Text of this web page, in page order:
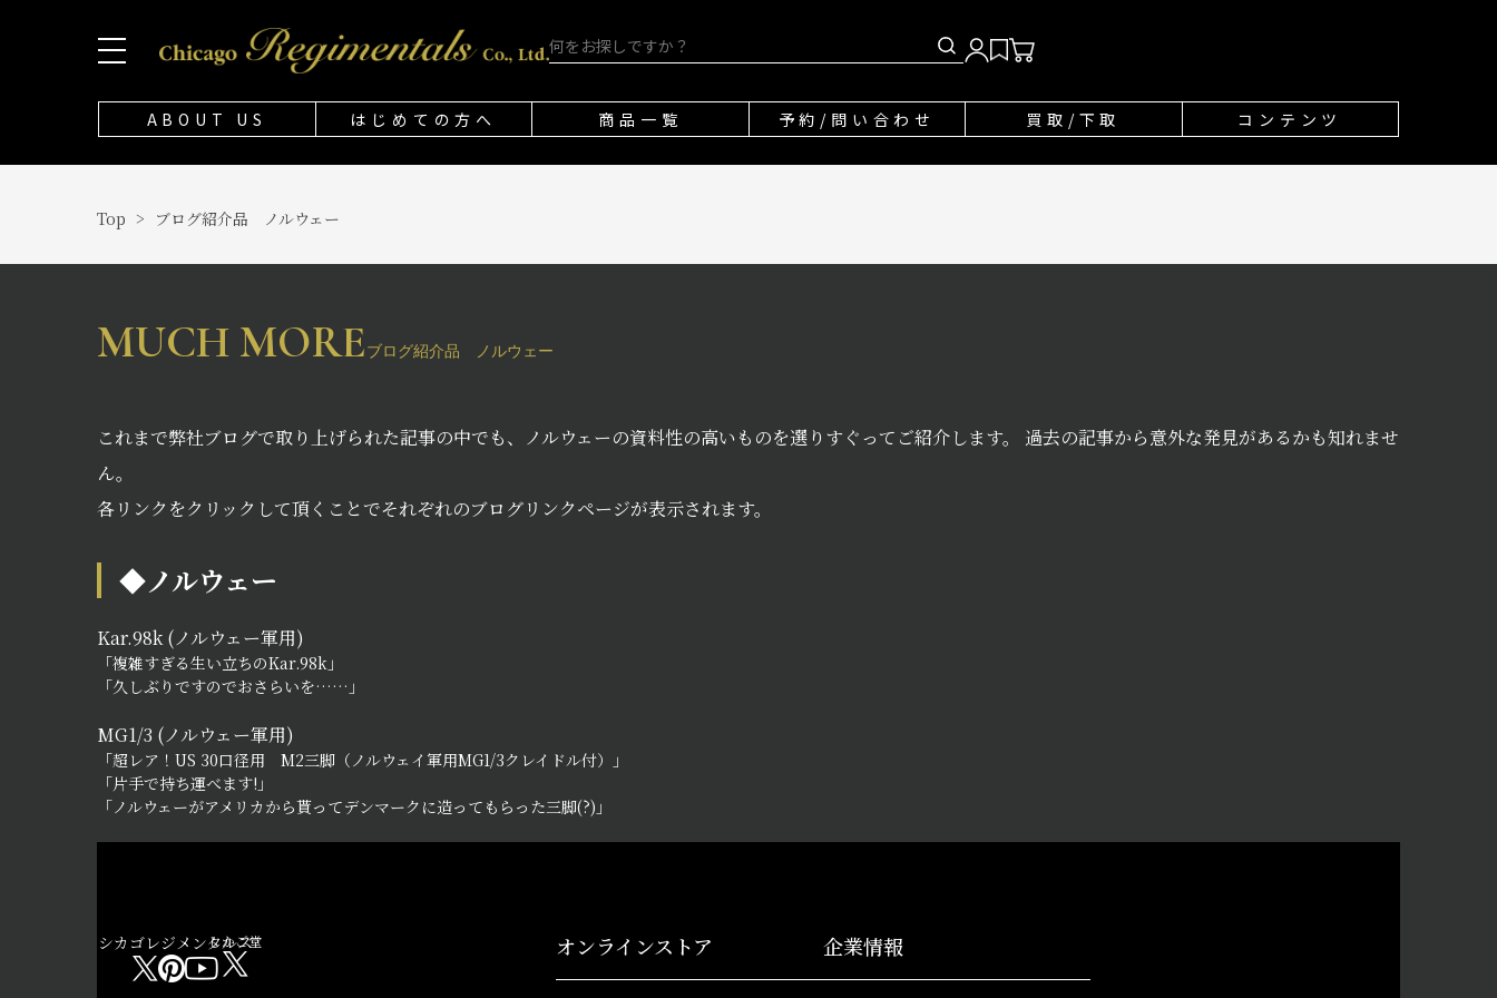
ABOUT US はじめての方へ 商品一覧 予約/問い合わせ 買取/下取 コンテンツ
Top > ブログ紹介品 ノルウェー
MUCH MOREブログ紹介品 ノルウェー
これまで弊社ブログで取り上げられた記事の中でも、ノルウェーの資料性の高いものを選りすぐってご紹介します。 過去の記事から意外な発見があるかも知れませ
ん。
各リンクをクリックして頂くことでそれぞれのブログリンクページが表示されます。
◆ノルウェー
Kar.98k (ノルウェー軍用)
「複雑すぎる生い立ちのKar.98k」
「久しぶりですのでおさらいを……」
MG1/3 (ノルウェー軍用)
「超レア！US 30口径用 M2三脚（ノルウェイ軍用MG1/3クレイドル付）」
「片手で持ち運べます!」
「ノルウェーがアメリカから貰ってデンマークに造ってもらった三脚(?)」
シカゴレジメンタルス
しかご堂 オンラインストア 企業情報